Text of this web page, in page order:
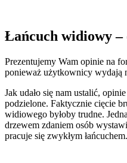
Łańcuch widiowy
Prezentujemy Wam opinie na
ponieważ użytkownicy wydają
Jak udało się nam ustalić,
podzielone. Faktycznie cięcie
widiowego byłoby trudne.
drzewem zdaniem osób
pracuje się zwykłym łańcuchem.